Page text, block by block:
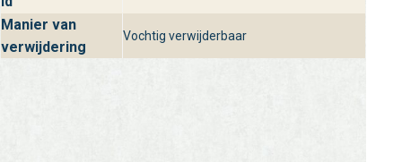
Manier van
verwijdering
Vochtig verwijderbaar